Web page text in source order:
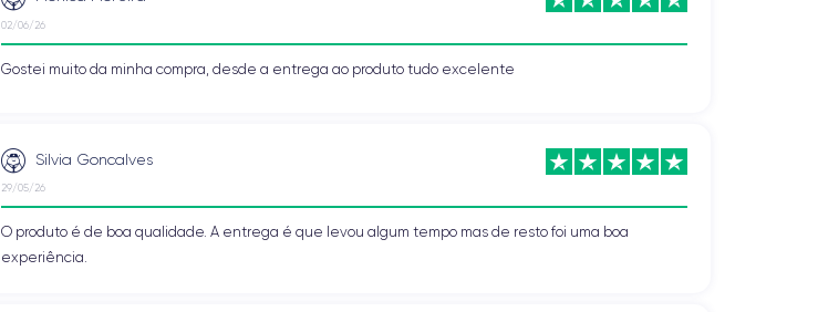
02/06/26
Gostei muito da minha compra, desde a entrega ao produto tudo excelente
Silvia Goncalves
29/05/26
O produto é de boa qualidade. A entrega é que levou algum tempo mas de resto foi uma boa
experiência.